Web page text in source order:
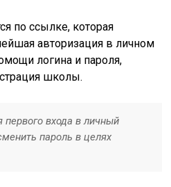
по ссылке, которая
авторизация в личном
логина и пароля,
школы.
входа в личный
пароль в целях